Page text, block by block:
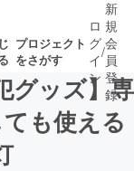
プロジェクト
をさがす
近いプ
ロ
グ
イ
ン
/
新
規
会
員
登
録
グッズ】専
も使える